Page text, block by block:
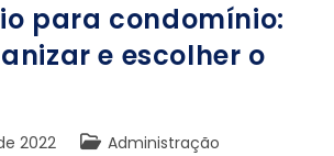
para condomínio:
e escolher o
2022
Administração